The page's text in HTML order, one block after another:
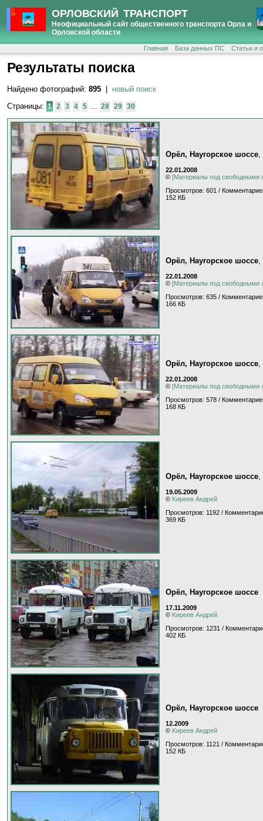
ОРЛОВСКИЙ ТРАНСПОРТ
Неофициальный сайт общественного транспорта Орла и
Орловской области
Главная База данных ПС Статьи и
Результаты поиска
Найдено фотографий: 895
новый поиск
Страницы: 1 2 3 4 5 28 29 30
Орёл, Наугорское шоссе
22.01.2008
© [Материалы под свободными
Просмотров: 601 /
152 КБ
Орёл, Наугорское шоссе
22.01.2008
© [Материалы под свободными
Просмотров: 635 /
166 КБ
Орёл, Наугорское шоссе
22.01.2008
© [Материалы под свободными
Просмотров: 578 /
168 КБ
Орёл, Наугорское шоссе
19.05.2009
© Kиpeeв Aндpeй
Просмотров: 1192 /
369 КБ
Орёл, Наугорское шоссе
17.11.2009
© Kиpeeв Aндpeй
Просмотров: 1231 /
402 КБ
Орёл, Наугорское шоссе
12.2009
© Kиpeeв Aндpeй
Просмотров: 1121 /
152 КБ